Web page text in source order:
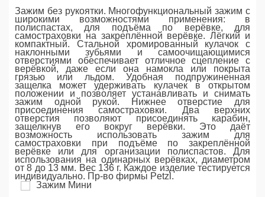
Зажим без рукоятки. Многофункциональный зажим с
широкими возможностями применения: в
полиспастах, для подъёма по верёвке, для
самостраховки на закреплённой верёвке. Лёгкий и
компактный. Стальной хромированный кулачок с
наклонными зубьями и самоочищающимися
отверстиями обеспечивает отличное сцепление с
верёвкой, даже если она намокла или покрыта
грязью или льдом. Удобная подпружиненная
защелка может удерживать кулачек в открытом
положении и позволяет устанавливать и снимать
зажим одной рукой. Нижнее отверстие для
присоединения самостраховки. Два верхних
отверстия позволяют присоединять карабин,
защелкнув его вокруг верёвки. Это даёт
возможность использовать зажим для
самостраховки при подъёме по закреплённой
верёвке или для организации полиспастов. Для
использования на одинарных верёвках, диаметром
от 8 до 13 мм. Вес 136 г. Каждое изделие тестируется
индивидуально. Пр-во фирмы Petzl.